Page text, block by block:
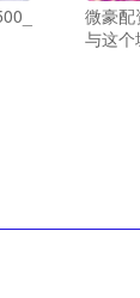
微豪
与这个